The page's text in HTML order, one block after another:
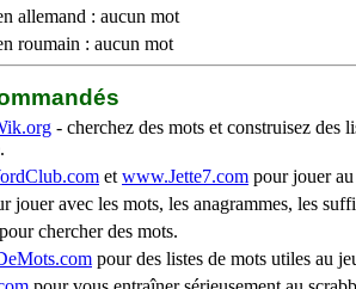
allemand : aucun mot
roumain : aucun mot
- cherchez des mots et construisez des
et www.Jette7.com pour jouer
jouer avec les mots, les anagrammes, les
pour chercher des mots.
pour des listes de mots utiles au